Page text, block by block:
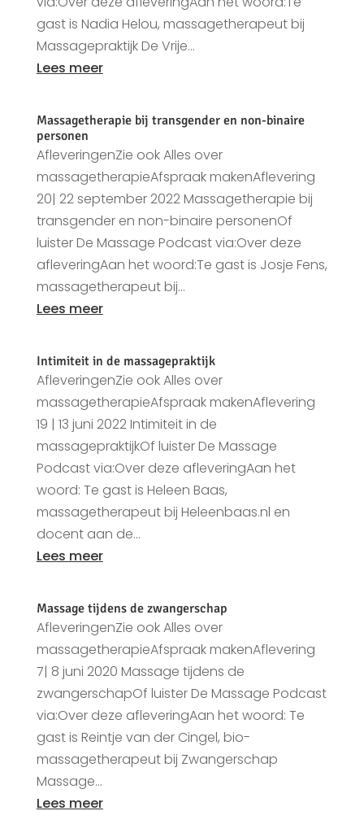
gast is Nadia Helou, massagetherapeut bij
Massagepraktijk De Vrije...
Lees meer
Massagetherapie bij transgender en non-binaire
personen
AfleveringenZie ook Alles over
massagetherapieAfspraak makenAflevering
20| 22 september 2022 Massagetherapie bij
transgender en non-binaire personenOf
luister De Massage Podcast via:Over deze
afleveringAan het woord:Te gast is Josje Fens,
massagetherapeut bij...
Lees meer
Intimiteit in de massagepraktijk
AfleveringenZie ook Alles over
massagetherapieAfspraak makenAflevering
19 | 13 juni 2022 Intimiteit in de
massagepraktijkOf luister De Massage
Podcast via:Over deze afleveringAan het
woord: Te gast is Heleen Baas,
massagetherapeut bij Heleenbaas.nl en
docent aan de...
Lees meer
Massage tijdens de zwangerschap
AfleveringenZie ook Alles over
massagetherapieAfspraak makenAflevering
7| 8 juni 2020 Massage tijdens de
zwangerschapOf luister De Massage Podcast
via:Over deze afleveringAan het woord: Te
gast is Reintje van der Cingel, bio-
massagetherapeut bij Zwangerschap
Massage...
Lees meer